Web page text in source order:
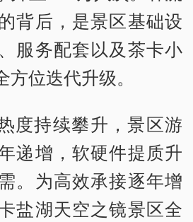
背后，是景区基础设
服务配套以及茶卡小
位迭代升级。
度持续攀升，景区游
递增，软硬件提质升
。为高效承接逐年增
盐湖天空之镜景区全